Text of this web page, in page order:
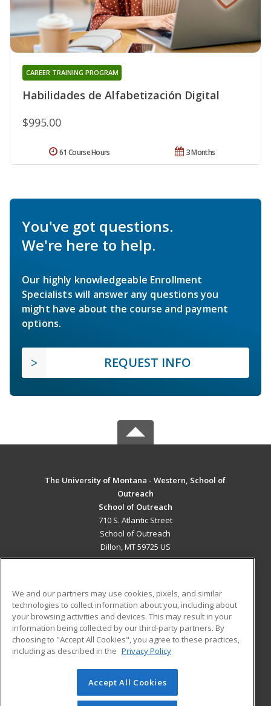
Habilidades de Alfabetización Digital
CAREER TRAINING PROGRAM
$995.00
3 Months
61 Course Hours
You've got questions.
We're here to help.
Our highly knowledgeable Enrollment
Specialists will answer any questions you
might have about the course and payment
options.
REQUEST INFO
The University of Montana - Western, School of
Outreach
School of Outreach
710 S. Atlantic Street
School of Outreach
Dillon, MT 59725 US
ADDITIONAL RESOURCES
Military
Financial Assistance
Help
Student Blog
© 2026 ed2go, a division of Cengage Learning. All rights
reserved. The material on this site cannot be reproduced or
We and our partners may use cookies, pixels, and similar
technologies to collect information about you, including about
your browsing activities and devices. This may result in your
information being collected by our third-party partners. By
choosing to "Accept All Cookies", you agree to these practices,
including as described in the Privacy Policy
Accept All Cookies